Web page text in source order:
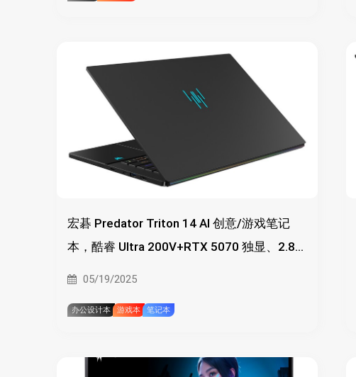
宏碁 Predator Triton 14 AI 创意/游戏笔记
本，酷睿 Ultra 200V+RTX 5070 独显、2.8K
05/19/2025
办公设计本 游戏本 笔记本